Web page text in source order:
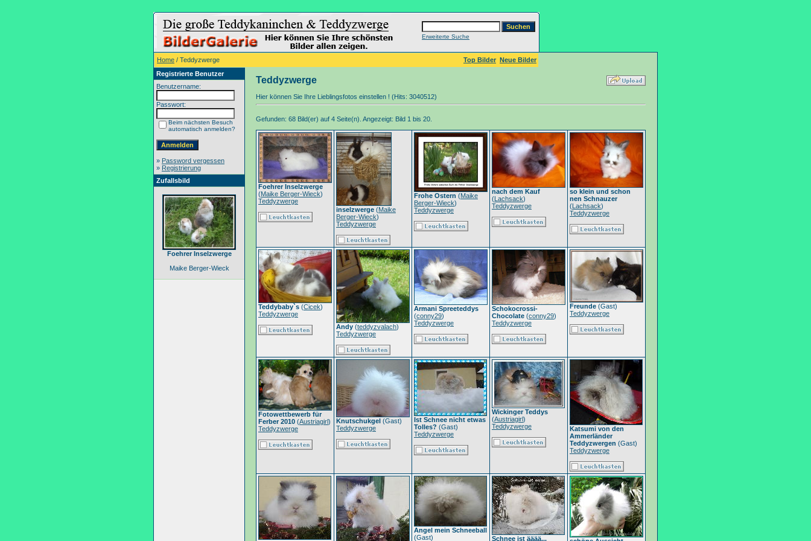
Erweiterte Suche
Home / Teddyzwerge Top Bilder Neue Bilder
Registrierte Benutzer
Benutzername:
Passwort:
Beim nächsten Besuch
automatisch anmelden?
» Password vergessen
» Registrierung
Zufallsbild
Foehrer Inselzwerge
Maike Berger-Wieck
Teddyzwerge
Hier können Sie Ihre Lieblingsfotos einstellen ! (Hits: 3040512)
Gefunden: 68 Bild(er) auf 4 Seite(n). Angezeigt: Bild 1 bis 20.
Foehrer Inselzwerge
(Maike Berger-Wieck)
Teddyzwerge
inselzwerge (Maike
Berger-Wieck)
Teddyzwerge
Frohe Ostern (Maike
Berger-Wieck)
Teddyzwerge
nach dem Kauf
(Lachsack)
Teddyzwerge
so klein und schon
nen Schnauzer
(Lachsack)
Teddyzwerge
Teddybaby`s (Cicek)
Teddyzwerge
Andy (teddyzvalach)
Teddyzwerge
Armani Spreeteddys
(conny29)
Teddyzwerge
Schokocrossi-
Chocolate (conny29)
Teddyzwerge
Freunde (Gast)
Teddyzwerge
Fotowettbewerb für
Ferber 2010 (Austriagirl)
Teddyzwerge
Knutschukgel (Gast)
Teddyzwerge
Ist Schnee nicht etwas
Tolles? (Gast)
Teddyzwerge
Wickinger Teddys
(Austriagirl)
Teddyzwerge
Katsumi von den
Ammerländer
Teddyzwergen (Gast)
Teddyzwerge
Angel mein Schneeball
(Gast)
Schnee ist ääää...